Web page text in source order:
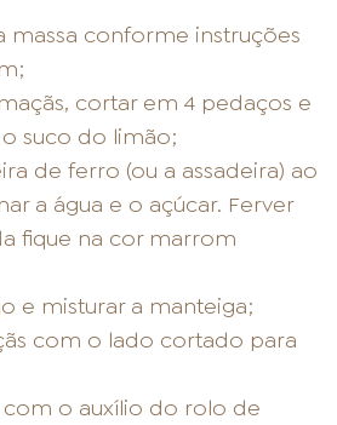
massa conforme instruções
cortar em 4 pedaços e
suco do limão;
de ferro (ou a assadeira) ao
a água e o açúcar. Ferver
fique na cor marrom
e misturar a manteiga;
com o lado cortado para
com o auxílio do rolo de